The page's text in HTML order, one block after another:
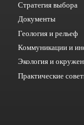
Стратегия выбора
Документы
Геология и рельеф
Коммуникации и
Экология и
Практические